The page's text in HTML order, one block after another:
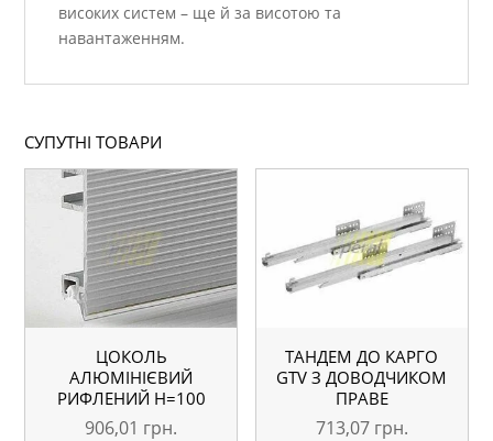
високих систем – ще й за висотою та
навантаженням.
СУПУТНІ ТОВАРИ
ЦОКОЛЬ
АЛЮМІНІЄВИЙ
РИФЛЕНИЙ H=100
ММ L=3000 ММ
906,01 грн.
ТАНДЕМ ДО КАРГО
GTV З ДОВОДЧИКОМ
ПРАВЕ
713,07 грн.